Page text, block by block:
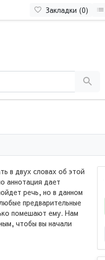
Закладки (0)
в двух словах об этой
аннотация дает
речь, но в данном
предварительные
помешают ему. Нам
чтобы вы начали